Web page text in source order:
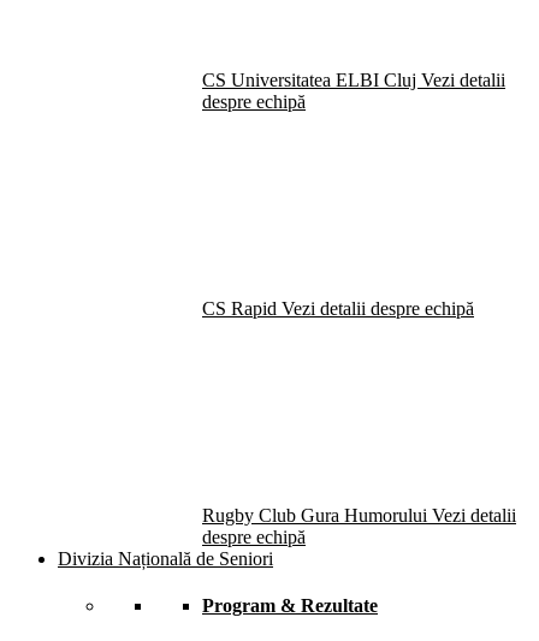
CS Universitatea ELBI Cluj Vezi detalii
despre echipă
CS Rapid Vezi detalii despre echipă
Rugby Club Gura Humorului Vezi detalii
despre echipă
Divizia Națională de Seniori
Program & Rezultate